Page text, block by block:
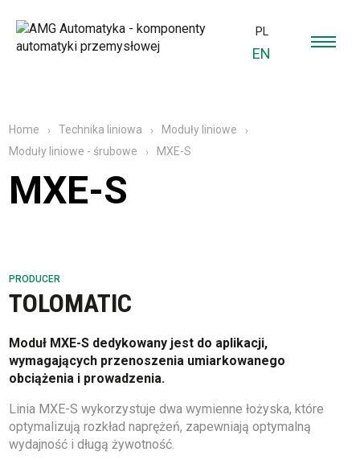
PL
EN
Home Technika liniowa
Moduły liniowe
Moduły liniowe - śrubowe
MXE-S
MXE-S
PRODUCER
TOLOMATIC
Moduł MXE-S dedykowany jest do aplikacji,
wymagających przenoszenia umiarkowanego
obciążenia i prowadzenia.
Linia MXE-S wykorzystuje dwa wymienne łożyska, które
optymalizują rozkład naprężeń, zapewniają optymalną
wydajność i długą żywotność.